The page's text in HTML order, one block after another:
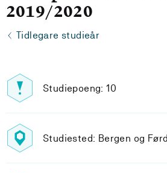
2019/2020
Tidlegare studieår
Studiepoeng: 10
Studiested: Bergen og